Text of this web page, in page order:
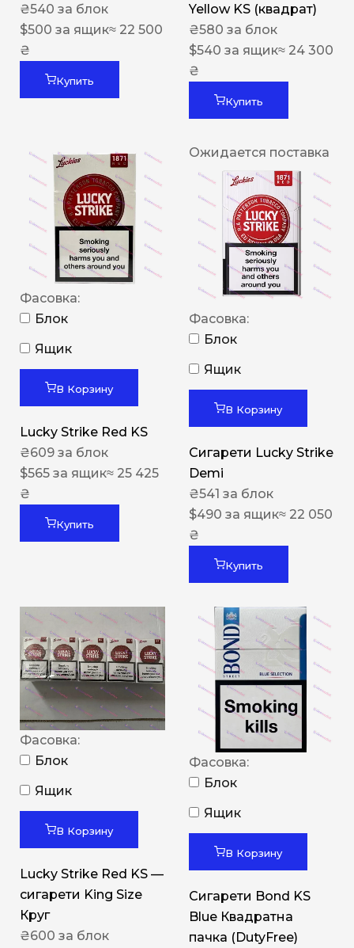
₴540 за блок
$500 за ящик≈ 22 500
₴
Купить
Yellow KS (квадрат)
₴580 за блок
$540 за ящик≈ 24 300
₴
Купить
Фасовка:
Блок
Ящик
В Корзину
Lucky Strike Red KS
₴609 за блок
$565 за ящик≈ 25 425
₴
Купить
Ожидается поставка
Фасовка:
Блок
Ящик
В Корзину
Сигарети Lucky Strike
Demi
₴541 за блок
$490 за ящик≈ 22 050
₴
Купить
Фасовка:
Блок
Ящик
В Корзину
Lucky Strike Red KS —
сигарети King Size
Круг
₴600 за блок
Фасовка:
Блок
Ящик
В Корзину
Сигарети Bond KS
Blue Квадратна
пачка (DutyFree)